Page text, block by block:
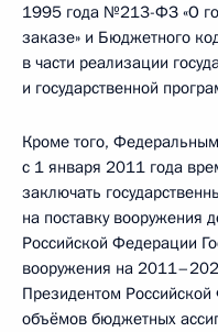
1995 года №213-ФЗ «О
заказе» и Бюджетного
в части реализации
и государственной
Кроме того,
с 1 января 2011 года
заключать
на поставку вооружения
Российской Федерации
вооружения на
Президентом
объёмов бюджетных